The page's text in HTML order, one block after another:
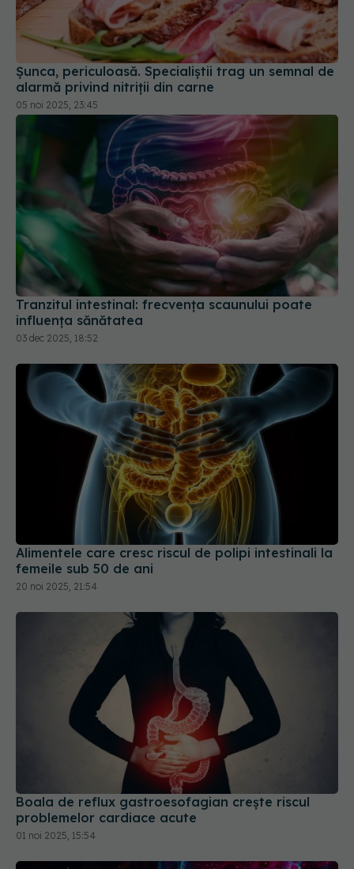
Șunca, periculoasă. Specialiștii trag un semnal de
alarmă privind nitriții din carne
05 noi 2025, 23:45
Tranzitul intestinal: frecvența scaunului poate
influența sănătatea
03 dec 2025, 18:52
Alimentele care cresc riscul de polipi intestinali la
femeile sub 50 de ani
20 noi 2025, 21:54
Boala de reflux gastroesofagian crește riscul
problemelor cardiace acute
01 noi 2025, 15:54